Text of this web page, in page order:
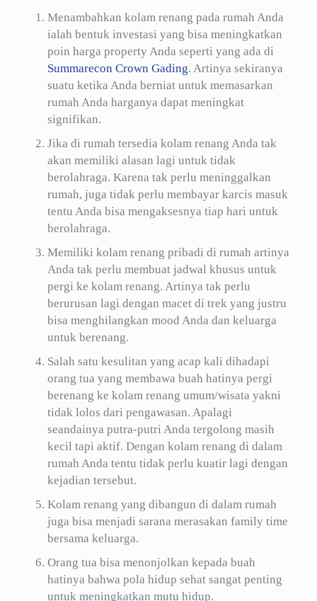
Menambahkan kolam renang pada rumah Anda
ialah bentuk investasi yang bisa meningkatkan
poin harga property Anda seperti yang ada di
Summarecon Crown Gading. Artinya sekiranya
suatu ketika Anda berniat untuk memasarkan
rumah Anda harganya dapat meningkat
signifikan.
Jika di rumah tersedia kolam renang Anda tak
akan memiliki alasan lagi untuk tidak
berolahraga. Karena tak perlu meninggalkan
rumah, juga tidak perlu membayar karcis masuk
tentu Anda bisa mengaksesnya tiap hari untuk
berolahraga.
Memiliki kolam renang pribadi di rumah artinya
Anda tak perlu membuat jadwal khusus untuk
pergi ke kolam renang. Artinya tak perlu
berurusan lagi dengan macet di trek yang justru
bisa menghilangkan mood Anda dan keluarga
untuk berenang.
Salah satu kesulitan yang acap kali dihadapi
orang tua yang membawa buah hatinya pergi
berenang ke kolam renang umum/wisata yakni
tidak lolos dari pengawasan. Apalagi
seandainya putra-putri Anda tergolong masih
kecil tapi aktif. Dengan kolam renang di dalam
rumah Anda tentu tidak perlu kuatir lagi dengan
kejadian tersebut.
Kolam renang yang dibangun di dalam rumah
juga bisa menjadi sarana merasakan family time
bersama keluarga.
Orang tua bisa menonjolkan kepada buah
hatinya bahwa pola hidup sehat sangat penting
untuk meningkatkan mutu hidup.